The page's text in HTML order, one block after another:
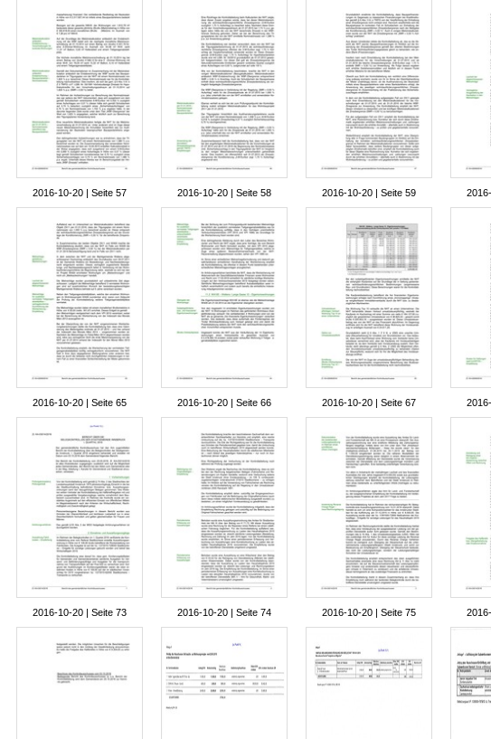
2016-10-20 | Seite 57 2016-10-20 | Seite 58 2016-10-20 | Seite 59
2016-10-20 | Seite 65 2016-10-20 | Seite 66 2016-10-20 | Seite 67
2016-10-20 | Seite 73 2016-10-20 | Seite 74 2016-10-20 | Seite 75